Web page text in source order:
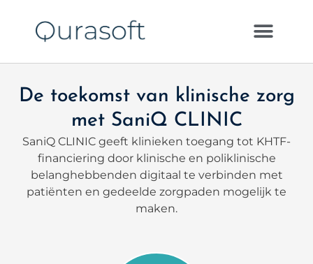
De toekomst van klinische zorg
met SaniQ CLINIC
SaniQ CLINIC geeft klinieken toegang tot KHTF-
financiering door klinische en poliklinische
belanghebbenden digitaal te verbinden met
patiënten en gedeelde zorgpaden mogelijk te
maken.